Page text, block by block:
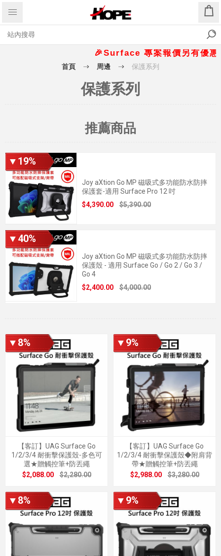
🎉Surface 專案報價另有優
首頁 周邊 保護系列
保護系列
推薦商品
▼19%
Joy aXtion Go MP 磁吸式多功能防水防摔
保護套-適用 Surface Pro 12 吋
$4,390.00
$5,390.00
▼40%
Joy aXtion Go MP 磁吸式多功能防水防摔
保護殼 - 適用 Surface Go / Go 2 / Go 3 /
Go 4
$2,400.00
$4,000.00
▼8%
【客訂】UAG Surface Go
1/2/3/4 耐衝擊保護殼-多色可
選★贈觸控筆+防丟繩
$2,088.00
$2,280.00
▼9%
【客訂】UAG Surface Go
1/2/3/4 耐衝擊保護殼◆附肩背
帶★贈觸控筆+防丟繩
$2,988.00
$3,280.00
▼8% ▼9%